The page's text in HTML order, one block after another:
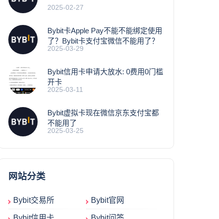
2025-02-27
Bybit卡Apple Pay不能不能绑定使用
了？Bybit卡支付宝微信不能用了？
2025-03-29
Bybit信用卡申请大放水: 0费用0门槛
开卡
2025-03-11
Bybit虚拟卡现在微信京东支付宝都
不能用了
2025-03-25
网站分类
Bybit交易所 Bybit官网